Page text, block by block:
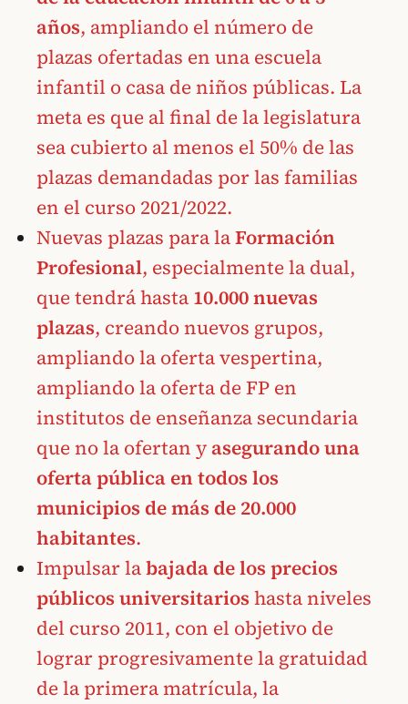
años, ampliando el número de
plazas ofertadas en una escuela
infantil o casa de niños públicas. La
meta es que al final de la legislatura
sea cubierto al menos el 50% de las
plazas demandadas por las familias
en el curso 2021/2022.
Nuevas plazas para laFormación
Profesional, especialmente la dual,
que tendrá hasta 10.000 nuevas
plazas, creando nuevos grupos,
ampliando la oferta vespertina,
ampliando la oferta de FP en
institutos de enseñanza secundaria
que no la ofertan y asegurando una
oferta pública en todos los
municipios de más de 20.000
habitantes.
Impulsar labajada de los precios
públicos universitarios hasta niveles
del curso 2011, con el objetivo de
lograr progresivamente la gratuidad
de la primera matrícula, la